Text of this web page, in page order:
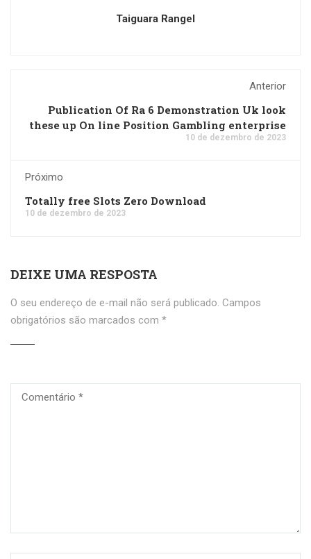
Taiguara Rangel
Anterior
Publication Of Ra 6 Demonstration Uk look
these up On line Position Gambling enterprise
10 de dezembro de 2023
Próximo
Totally free Slots Zero Download
10 de dezembro de 2023
DEIXE UMA RESPOSTA
O seu endereço de e-mail não será publicado. Campos
obrigatórios são marcados com *